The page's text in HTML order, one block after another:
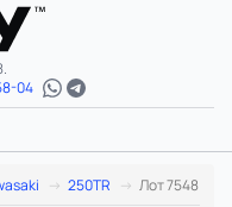
04
250TR
Лот 7548